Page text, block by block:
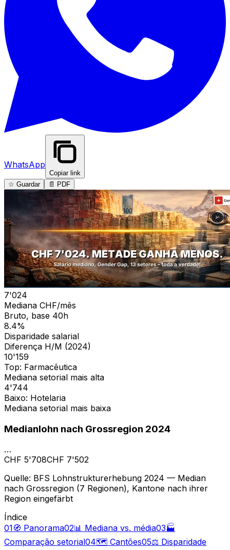
WhatsApp
Copiar link
☆ Guardar
📄 PDF
7'024
Mediana CHF/mês
Bruto, base 40h
8.4%
Disparidade salarial
Diferença H/M (2024)
10'159
Top: Farmacêutica
Mediana setorial mais alta
4'744
Baixo: Hotelaria
Mediana setorial mais baixa
Medianlohn nach Grossregion 2024
…
CHF 5'708CHF 7'502
Quelle: BFS Lohnstrukturerhebung 2024 — Median
nach Grossregion (7 Regionen), Kantone nach ihrer
Region eingefärbt
Índice
01🧭 Panorama02📊 Mediana vs. média03🏭
Comparação setorial04🗺️ Cantões05⚖️ Disparidade